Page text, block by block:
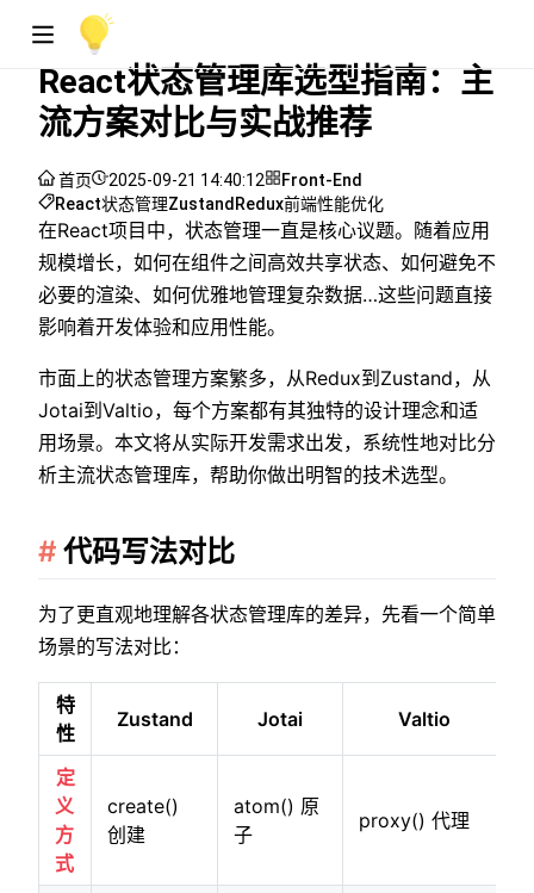
React状态管理库选型指南：主
流方案对比与实战推荐
首页 2025-09-21 14:40:12
Front-End
React状态管理ZustandRedux前端性能优化
在React项目中，状态管理一直是核心议题。随着应用
规模增长，如何在组件之间高效共享状态、如何避免不
必要的渲染、如何优雅地管理复杂数据…这些问题直接
影响着开发体验和应用性能。
市面上的状态管理方案繁多，从Redux到Zustand，从
Jotai到Valtio，每个方案都有其独特的设计理念和适
用场景。本文将从实际开发需求出发，系统性地对比分
析主流状态管理库，帮助你做出明智的技术选型。
代码写法对比
为了更直观地理解各状态管理库的差异，先看一个简单
场景的写法对比：
特
性
Zustand Jotai Valtio
定
义
方
式
create()
创建
atom() 原
子
proxy() 代理